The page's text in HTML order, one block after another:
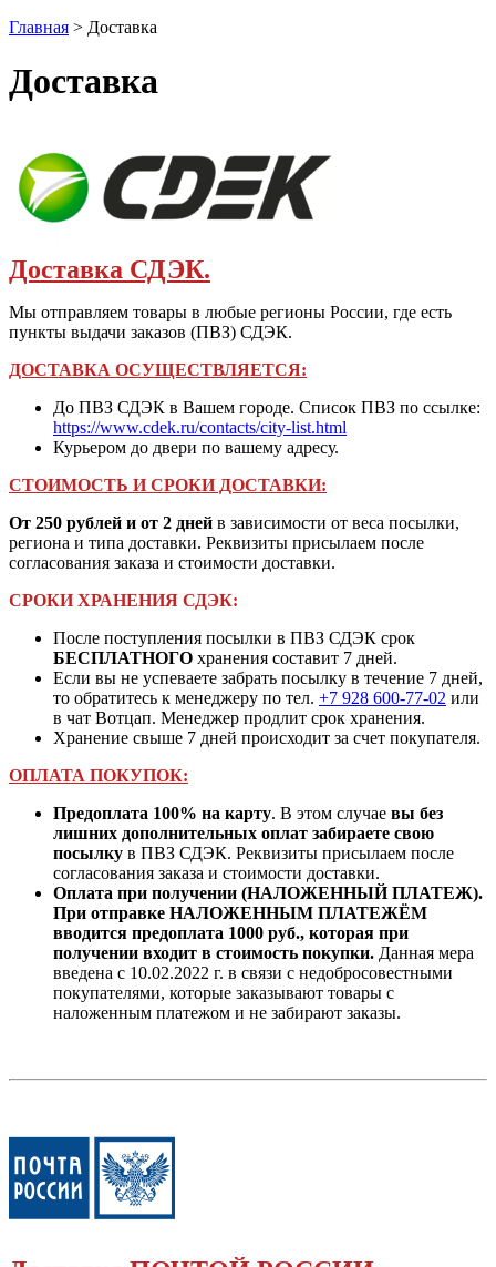
Главная > Доставка
Доставка
Доставка СДЭК.
Мы отправляем товары в любые регионы России, где есть
пункты выдачи заказов (ПВЗ) СДЭК.
ДОСТАВКА ОСУЩЕСТВЛЯЕТСЯ:
До ПВЗ СДЭК в Вашем городе. Список ПВЗ по ссылке:
https://www.cdek.ru/contacts/city-list.html
Курьером до двери по вашему адресу.
СТОИМОСТЬ И СРОКИ ДОСТАВКИ:
От 250 рублей и от 2 дней в зависимости от веса посылки,
региона и типа доставки. Реквизиты присылаем после
согласования заказа и стоимости доставки.
СРОКИ ХРАНЕНИЯ СДЭК:
После поступления посылки в ПВЗ СДЭК срок
БЕСПЛАТНОГО хранения составит 7 дней.
Если вы не успеваете забрать посылку в течение 7 дней,
то обратитесь к менеджеру по тел. +7 928 600-77-02 или
в чат Вотцап. Менеджер продлит срок хранения.
Хранение свыше 7 дней происходит за счет покупателя.
ОПЛАТА ПОКУПОК:
Предоплата 100% на карту. В этом случае вы без
лишних дополнительных оплат забираете свою
посылку в ПВЗ СДЭК. Реквизиты присылаем после
согласования заказа и стоимости доставки.
Оплата при получении (НАЛОЖЕННЫЙ ПЛАТЕЖ).
При отправке НАЛОЖЕННЫМ ПЛАТЕЖЁМ
вводится предоплата 1000 руб., которая при
получении входит в стоимость покупки. Данная мера
введена с 10.02.2022 г. в связи с недобросовестными
покупателями, которые заказывают товары с
наложенным платежом и не забирают заказы.